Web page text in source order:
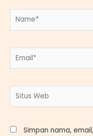
Name*
Email*
Situs
Web
Simpan nama,